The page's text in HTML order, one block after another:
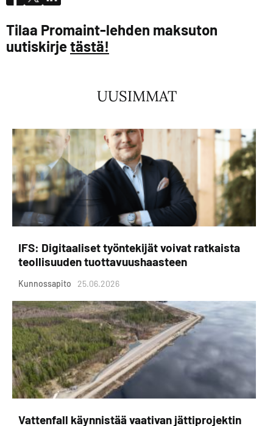
Tilaa Promaint-lehden maksuton
uutiskirjetästä!
UUSIMMAT
IFS: Digitaaliset työntekijät voivat ratkaista
teollisuuden tuottavuushaasteen
Kunnossapito 25.06.2026
Vattenfall käynnistää vaativan jättiprojektin